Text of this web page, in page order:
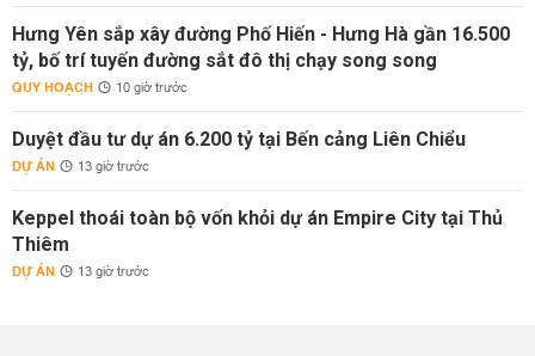
Hưng Yên sắp xây đường Phố Hiến - Hưng Hà gần 16.500
tỷ, bố trí tuyến đường sắt đô thị chạy song song
QUY HOẠCH 10 giờ trước
Duyệt đầu tư dự án 6.200 tỷ tại Bến cảng Liên Chiểu
DỰ ÁN 13 giờ trước
Keppel thoái toàn bộ vốn khỏi dự án Empire City tại Thủ
Thiêm
DỰ ÁN 13 giờ trước